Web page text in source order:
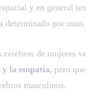
y en general
determinado por
de mujeres
y la empatía, pero
masculinos.